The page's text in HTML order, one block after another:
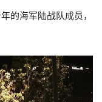
的海军陆战队成员，